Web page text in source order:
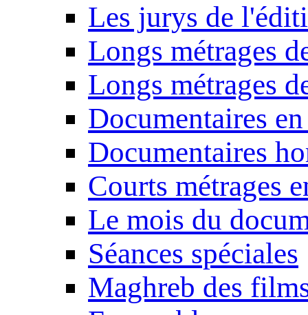
Les jurys de
Longs métrages
Longs métrages
Documentaires
Documentaires
Courts métrages
Le mois du
Séances spéciales
Maghreb des